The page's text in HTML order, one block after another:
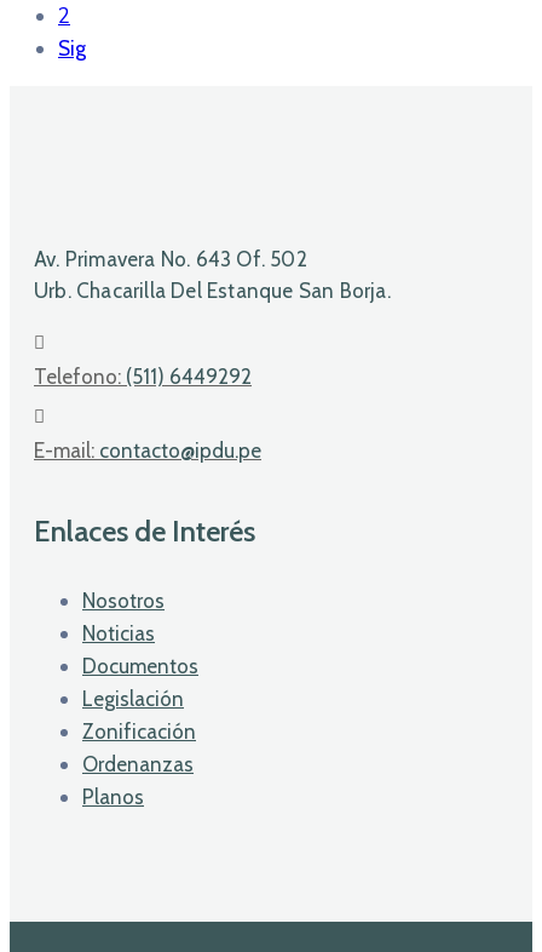
2
Sig
Av. Primavera No. 643 Of. 502
Urb. Chacarilla Del Estanque San Borja.
Telefono: (511) 6449292
E-mail: contacto@ipdu.pe
Enlaces de Interés
Nosotros
Noticias
Documentos
Legislación
Zonificación
Ordenanzas
Planos